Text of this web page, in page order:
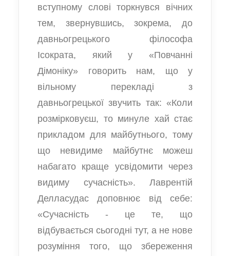
вступному слові торкнувся вічних
тем, звернувшись, зокрема, до
давньогрецького філософа
Ісократа, який у «Повчанні
Дімоніку» говорить нам, що у
вільному перекладі з
давньогрецької звучить так: «Коли
розмірковуєш, то минуле хай стає
прикладом для майбутнього, тому
що невидиме майбутнє можеш
набагато краще усвідомити через
видиму сучасність». Лаврентій
Делласудас доповнює від себе:
«Сучасність - це те, що
відбувається сьогодні тут, а не нове
розуміння того, що збереження